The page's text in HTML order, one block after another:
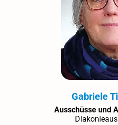
Gabriele
Ausschüsse und